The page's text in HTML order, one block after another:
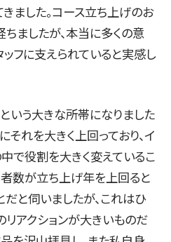
ました。コース立ち上げのお
ましたが、本当に多くの意
フに支えられていると実感し
う大きな所帯になりました
れを大きく上回っており、イ
で役割を大きく変えているこ
者数が立ち上げ年を上回ると
と伺いましたが、これはひ
アクションが大きいものだ